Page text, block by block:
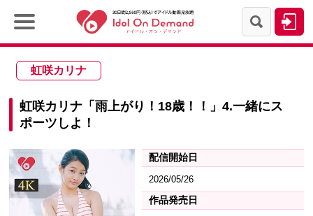
虹咲カリナ
虹咲カリナ「雨上がり！18歳！！」4.一緒にス
ポーツしよ！
配信開始日
2026/05/26
作品発売日